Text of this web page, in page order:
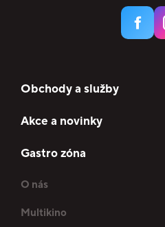
Obchody a služby
Akce a novinky
Gastro zóna
O nás
Multikino